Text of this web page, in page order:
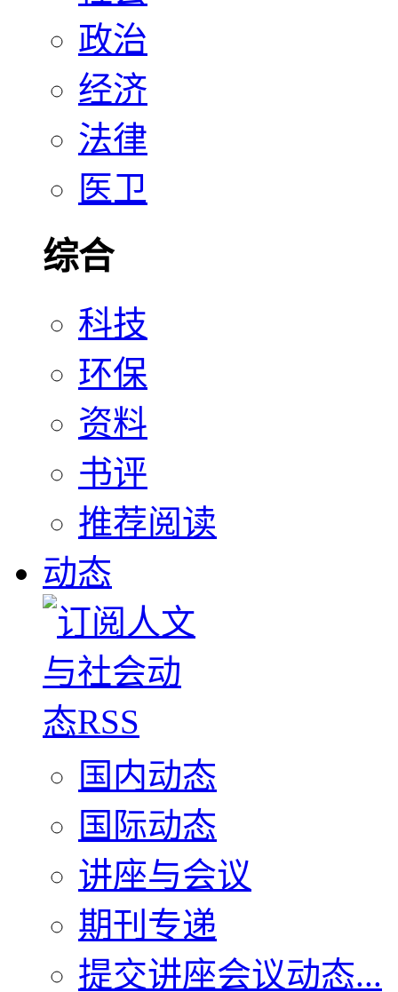
政治
经济
法律
医卫
综合
科技
环保
资料
书评
推荐阅读
动态
国内动态
国际动态
讲座与会议
期刊专递
提交讲座会议动态...